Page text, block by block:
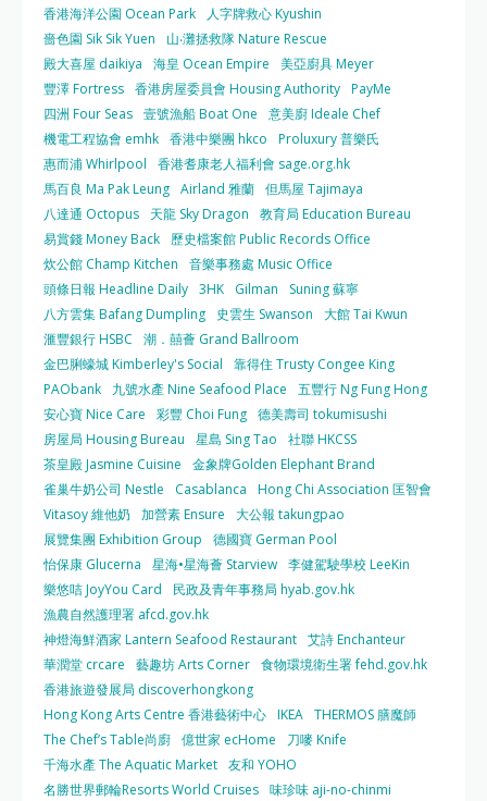
香港海洋公園 Ocean Park
人字牌救心 Kyushin
嗇色園 Sik Sik Yuen
山‧灘拯救隊 Nature Rescue
殿大喜屋 daikiya
海皇 Ocean Empire
美亞廚具 Meyer
豐澤 Fortress 香港房屋委員會 Housing Authority PayMe
四洲 Four Seas 壹號漁船 Boat One
意美廚 Ideale Chef
機電工程協會 emhk 香港中樂團 hkco
Proluxury 普樂氏
惠而浦 Whirlpool
香港耆康老人福利會 sage.org.hk
馬百良 Ma Pak Leung Airland 雅蘭 但馬屋 Tajimaya
八達通 Octopus
天龍 Sky Dragon
教育局 Education Bureau
易賞錢 Money Back
歷史檔案館 Public Records Office
炊公館 Champ Kitchen
音樂事務處 Music Office
頭條日報 Headline Daily 3HK Gilman
Suning 蘇寧
八方雲集 Bafang Dumpling
史雲生 Swanson
大館 Tai Kwun
滙豐銀行 HSBC
潮．囍薈 Grand Ballroom
金巴脷蠔城 Kimberley's Social
靠得住 Trusty Congee King
PAObank
九號水產 Nine Seafood Place
五豐行 Ng Fung Hong
安心寶 Nice Care
彩豐 Choi Fung 德美壽司 tokumisushi
房屋局 Housing Bureau
星島 Sing Tao
社聯 HKCSS
茶皇殿 Jasmine Cuisine
金象牌Golden Elephant Brand
雀巢牛奶公司 Nestle
Casablanca
Hong Chi Association 匡智會
Vitasoy 維他奶
加營素 Ensure
大公報 takungpao
展覽集團 Exhibition Group
德國寶 German Pool
怡保康 Glucerna
星海•星海薈 Starview 李健駕駛學校 LeeKin
樂悠咭 JoyYou Card
民政及青年事務局 hyab.gov.hk
漁農自然護理署 afcd.gov.hk
神燈海鮮酒家 Lantern Seafood Restaurant 艾詩 Enchanteur
華潤堂 crcare
藝趣坊 Arts Corner 食物環境衛生署 fehd.gov.hk
香港旅遊發展局 discoverhongkong
Hong Kong Arts Centre 香港藝術中心 IKEA THERMOS 膳魔師
The Chef’s Table尚廚 億世家 ecHome
刀嘜 Knife
千海水產 The Aquatic Market 友和 YOHO
名勝世界郵輪Resorts World Cruises 味珍味 aji-no-chinmi